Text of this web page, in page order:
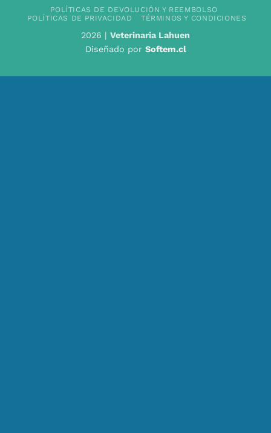
POLÍTICAS DE DEVOLUCIÓN Y REEMBOLSO
POLÍTICAS DE PRIVACIDAD
TÉRMINOS Y CONDICIONES
2026 | Veterinaria Lahuen
Diseñado por Softem.cl